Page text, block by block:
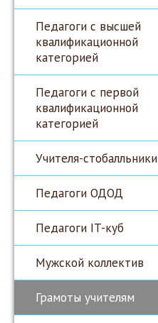
Педагоги с высшей
квалификационной
категорией
Педагоги с первой
квалификационной
категорией
Учителя-стобалльники
Педагоги ОДОД
Педагоги IT-куб
Мужской коллектив
Грамоты учителям